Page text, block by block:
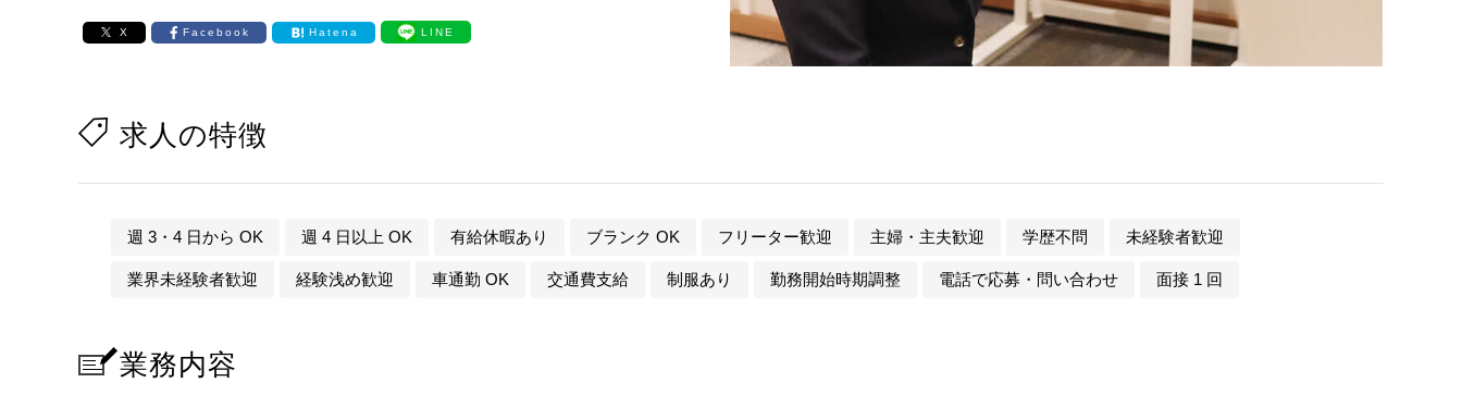
X Facebook Hatena LINE
求人の特徴
週 3・4 日から OK 週 4 日以上 OK 有給休暇あり ブランク OK フリーター歓迎 主婦・主夫歓迎 学歴不問 未経験者歓迎
業界未経験者歓迎 経験浅め歓迎 車通勤 OK 交通費支給 制服あり 勤務開始時期調整 電話で応募・問い合わせ 面接 1 回
業務内容